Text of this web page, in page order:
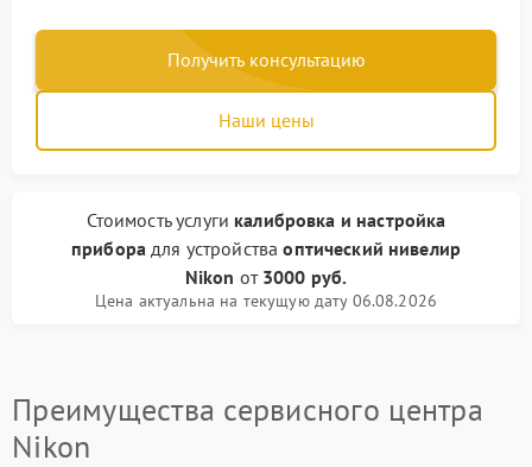
Получить консультацию
Наши цены
Стоимость услуги калибровка и настройка
приборадля устройстваоптический нивелир
Nikon от 3000 руб.
Цена актуальна на текущую дату 06.08.2026
Преимущества сервисного центра
Nikon